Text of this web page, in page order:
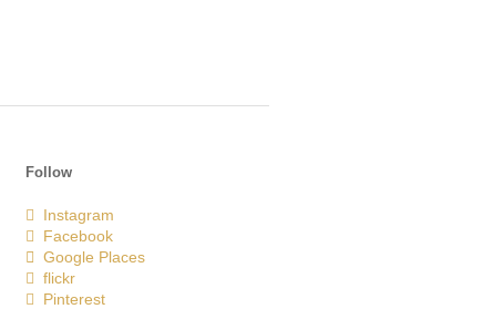
Follow
Instagram
Facebook
Google Places
flickr
Pinterest